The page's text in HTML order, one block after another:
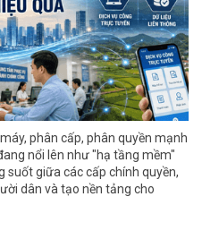
phân cấp, phân quyền mạnh
nổi lên như "hạ tầng mềm"
suốt giữa các cấp chính quyền,
dân và tạo nền tảng cho